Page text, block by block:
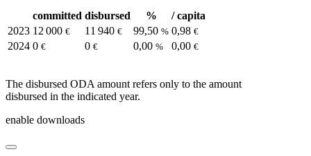
committed disbursed %
/ capita
2023 12 000 € 11 940 € 99,50 % 0,98 €
2024 0 € 0 € 0,00 % 0,00 €
The disbursed ODA amount refers only to the amount
disbursed in the indicated year.
enable downloads